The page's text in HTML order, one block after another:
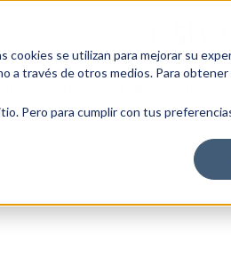
cookies se utilizan para mejorar su
a través de otros medios. Para
Pero para cumplir con tus